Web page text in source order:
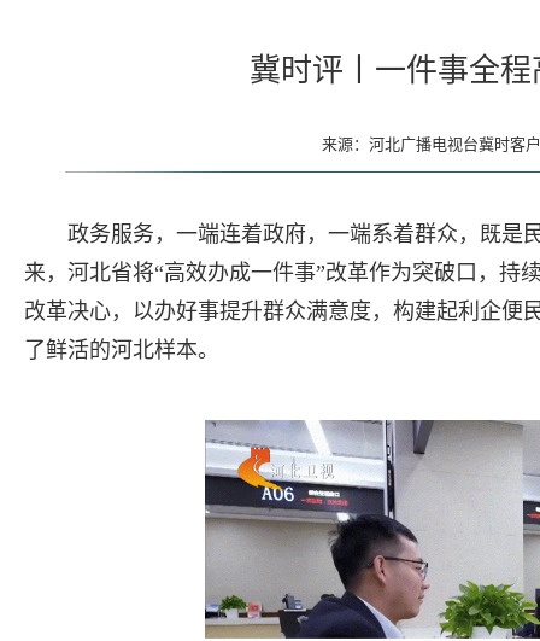
冀时评丨一件事全
来源：河北广播电视台冀时
政务服务，一端连着政府，一端系着群众，既是
来，河北省将“高效办成一件事”改革作为突破口，持
改革决心，以办好事提升群众满意度，构建起利企便
了鲜活的河北样本。